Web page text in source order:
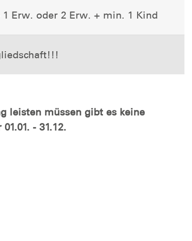
Erw. oder 2 Erw. + min. 1 Kind
leisten müssen gibt es keine
- 31.12.